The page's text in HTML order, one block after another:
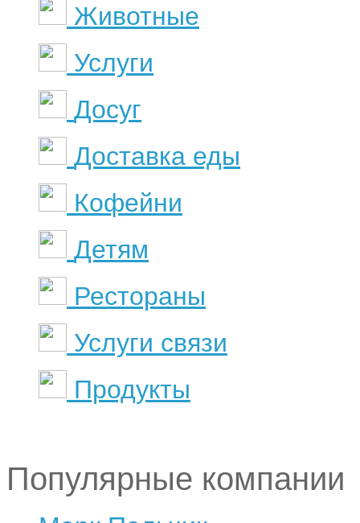
Животные
Услуги
Досуг
Доставка еды
Кофейни
Детям
Рестораны
Услуги связи
Продукты
Популярные компании